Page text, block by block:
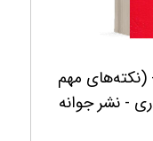
(نكته‌های مهم
- نشر جوانه